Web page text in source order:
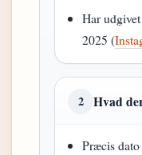
Har
2025 (
2 Hvad
Præcis